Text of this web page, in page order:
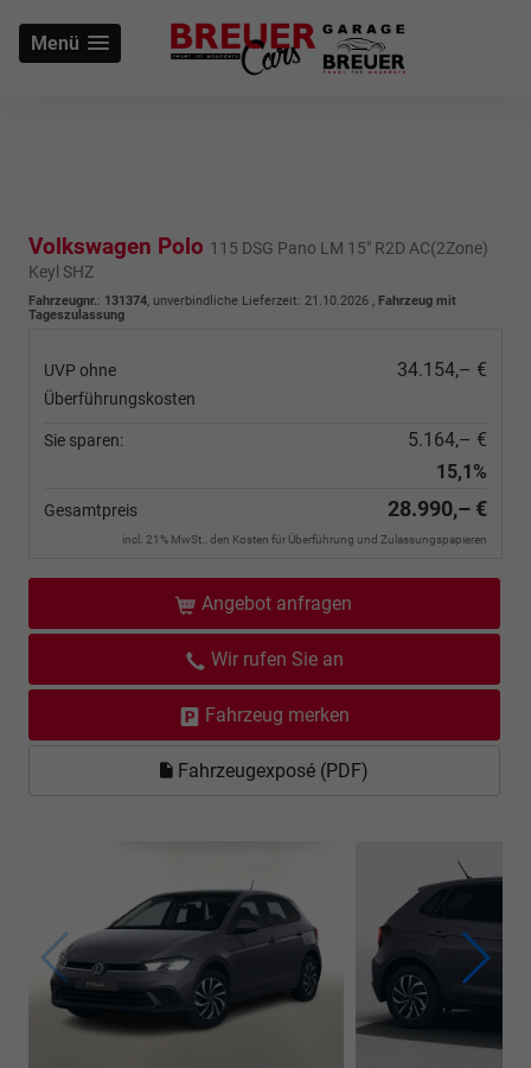
Menü
Volkswagen Polo 115 DSG Pano LM 15" R2D AC(2Zone)
Keyl SHZ
Fahrzeugnr.: 131374, unverbindliche Lieferzeit: 21.10.2026 , Fahrzeug mit
Tageszulassung
UVP ohne
Überführungskosten
34.154,– €
Sie sparen:
5.164,– €
15,1%
Gesamtpreis 28.990,– €
incl. 21% MwSt., den Kosten für Überführung und Zulassungspapieren
Angebot anfragen
Wir rufen Sie an
Fahrzeug merken
Fahrzeugexposé (PDF)